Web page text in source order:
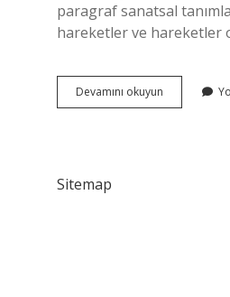
paragraf sanatsal
hareketler ve hareketler
Devamını okuyun Açıklayıcı
Betimleme
Sitemap